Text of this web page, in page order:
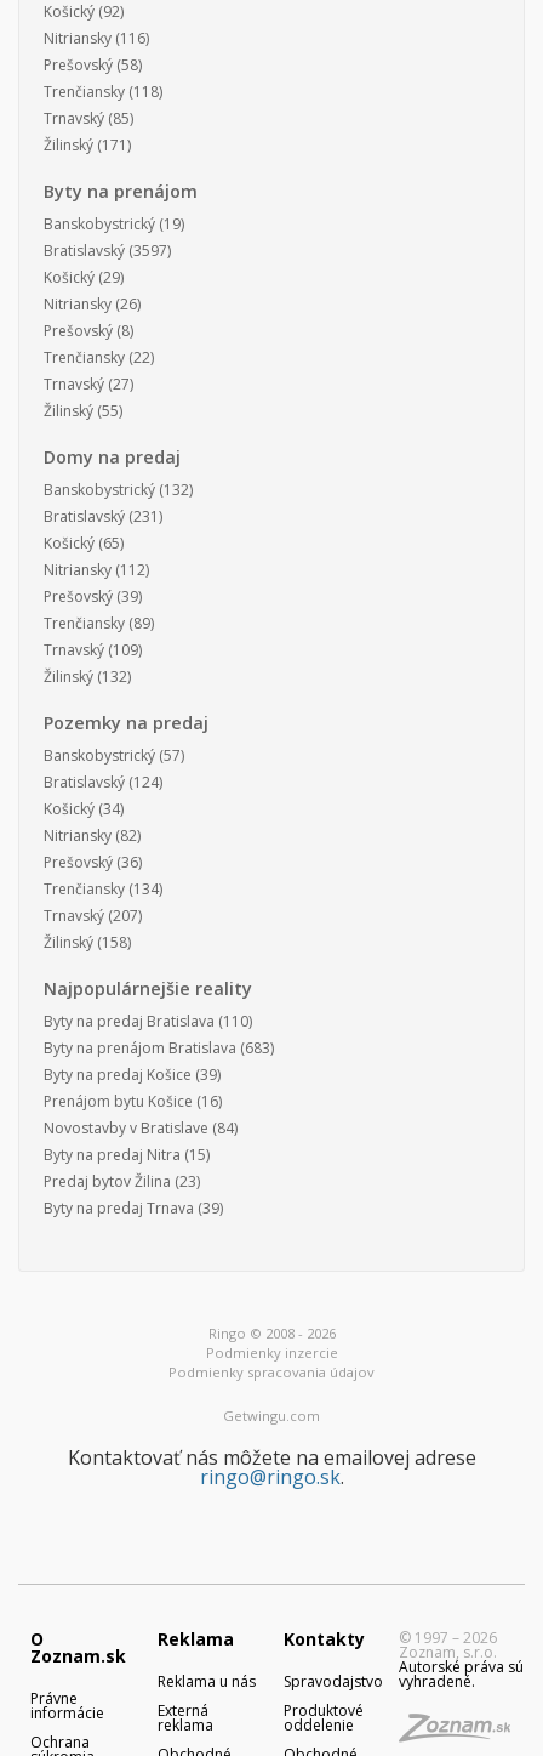
Košický (92)
Nitriansky (116)
Prešovský (58)
Trenčiansky (118)
Trnavský (85)
Žilinský (171)
Byty na prenájom
Banskobystrický (19)
Bratislavský (3597)
Košický (29)
Nitriansky (26)
Prešovský (8)
Trenčiansky (22)
Trnavský (27)
Žilinský (55)
Domy na predaj
Banskobystrický (132)
Bratislavský (231)
Košický (65)
Nitriansky (112)
Prešovský (39)
Trenčiansky (89)
Trnavský (109)
Žilinský (132)
Pozemky na predaj
Banskobystrický (57)
Bratislavský (124)
Košický (34)
Nitriansky (82)
Prešovský (36)
Trenčiansky (134)
Trnavský (207)
Žilinský (158)
Najpopulárnejšie reality
Byty na predaj Bratislava (110)
Byty na prenájom Bratislava (683)
Byty na predaj Košice (39)
Prenájom bytu Košice (16)
Novostavby v Bratislave (84)
Byty na predaj Nitra (15)
Predaj bytov Žilina (23)
Byty na predaj Trnava (39)
Ringo © 2008 - 2026
Podmienky inzercie
Podmienky spracovania údajov
Getwingu.com
Kontaktovať nás môžete na emailovej adrese
ringo@ringo.sk.
O
Zoznam.sk
Právne
informácie
Ochrana
Reklama
Reklama u nás
Externá
reklama
Kontakty
Spravodajstvo
Produktové
oddelenie
© 1997 – 2026
Zoznam, s.r.o.
Autorské práva sú
vyhradené.